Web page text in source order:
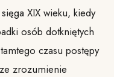
XIX wieku, kiedy
osób dotkniętych
czasu postępy
zrozumienie